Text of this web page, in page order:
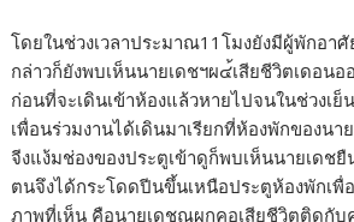
โดยในช่วงเวลาประมาณ11โมงยังมีผู้พักอา
กล่าวก็ยังพบเห็นนายเดชฯผ๔้เสียชีวิตเดอน
ก่อนที่จะเดินเข้าห้องแล้วหายไปจนในช่วงเ
เพื่อนร่วมงานได้เดินมาเรียกที่ห้องพักของน
จีงแง้มช่องของประตูเข้าดูก็พบเห็นนายเดช
ตนจึงได้กระโดดปีนขึ้นเหนือประตูห้องพักเพื่
ภาพที่เห็น คือนายเดชณผูกคอเสียชีวิตติดกับ